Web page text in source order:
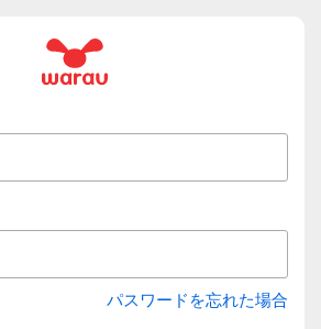
パスワードを忘れた場合